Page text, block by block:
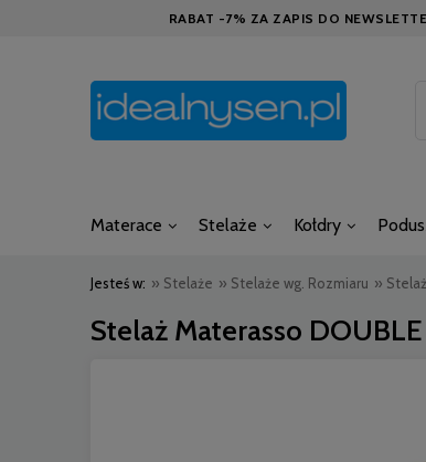
RABAT -7% ZA ZAPIS DO
Materace Stelaże Kołdry
Jesteś w: » Stelaże » Stelaże wg. Rozmiaru »
Stelaż Materasso